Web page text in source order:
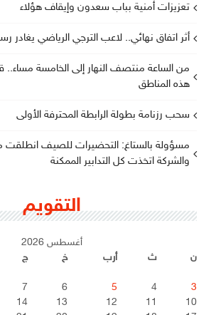
تعزيزات أمنية بباب سعدون وإيقاف هؤلاء
أثر اتفاق نهائي.. لاعب الترجي الرياضي يغادر
من الساعة منتصف النهار إلى الخامسة مساء..
هذه المناطق
سحب رزنامة بطولة الرابطة المحترفة الأولى
والشركة اتخذت كل التدابير الممكنة
التقويم
أغسطس 2026
ن
ث أرب خ ج
3
4
5
6
7
10
11
12
13
14